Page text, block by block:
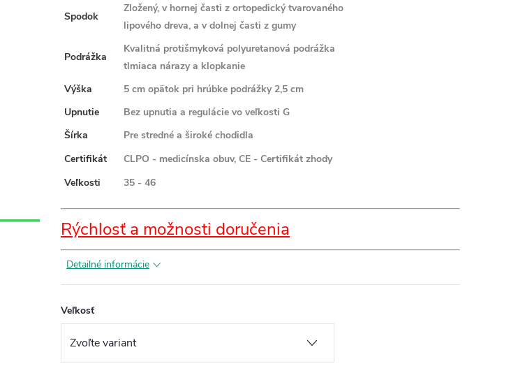
Spodok
Zložený, v hornej časti z ortopedický tvarovaného
lipového dreva, a v dolnej časti z gumy
Podrážka
Kvalitná protišmyková polyuretanová podrážka
tlmiaca nárazy a klopkanie
Výška
5 cm opätok pri hrúbke podrážky 2,5 cm
Upnutie
Bez upnutia a regulácie vo veľkosti G
Šírka
Pre stredné a široké chodidla
Certifikát
CLPO - medicínska obuv, CE - Certifikát zhody
Veľkosti
35 - 46
Rýchlosť a možnosti doručenia
Detailné informácie
Veľkosť